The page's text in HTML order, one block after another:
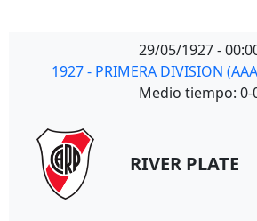
29/05/1927 -
1927 - PRIMERA DIVISION
Medio tiempo: 0-
RIVER PLATE